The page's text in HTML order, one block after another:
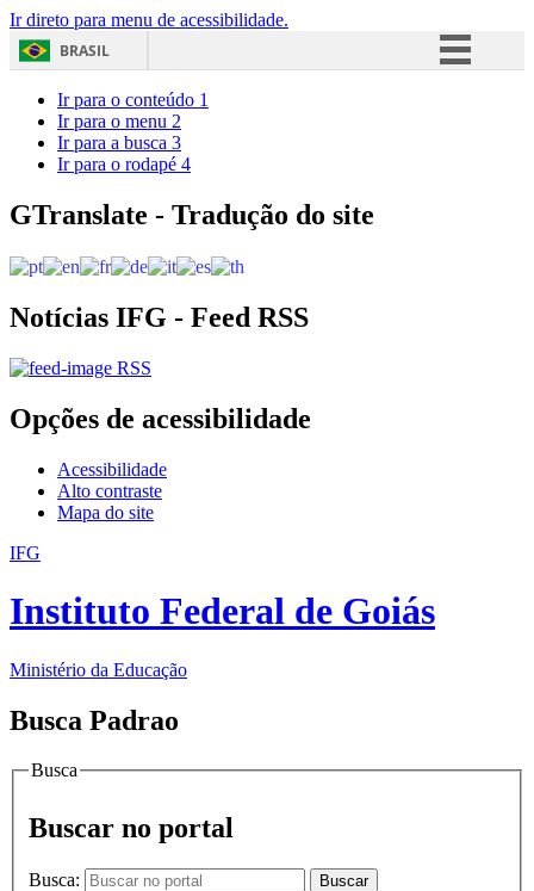
Ir direto para menu de acessibilidade.
BRASIL
Acesso à informação
Ir para o conteúdo 1
Ir para o menu 2
Ir para a busca 3
Ir para o rodapé 4
GTranslate - Tradução do site
Notícias IFG - Feed RSS
RSS
Opções de acessibilidade
Acessibilidade
Alto contraste
Mapa do site
IFG
Instituto Federal de Goiás
Ministério da Educação
Busca Padrao
Busca
Buscar no portal
Busca: Buscar